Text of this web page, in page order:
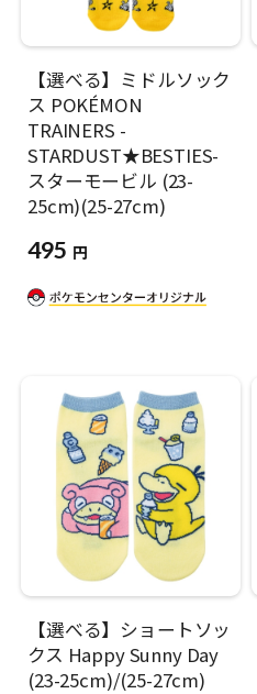
【選べる】ミドルソック
ス POKÉMON
TRAINERS -
STARDUST★BESTIES-
スターモービル (23-
25cm)(25-27cm)
495 円
【選べる】ショートソッ
クス Happy Sunny Day
(23-25cm)/(25-27cm)